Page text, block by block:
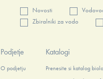
Novosti
Zbiralniki za vodo
Podjetje
O podjetju
Katalogi
Prenesite si katalog